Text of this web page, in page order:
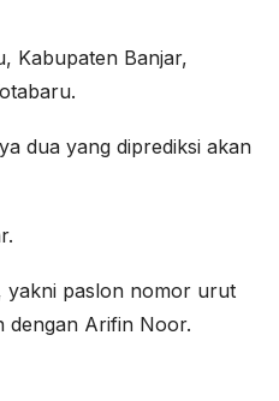
Kabupaten Banjar,
dua yang diprediksi akan
yakni paslon nomor urut
dengan Arifin Noor.